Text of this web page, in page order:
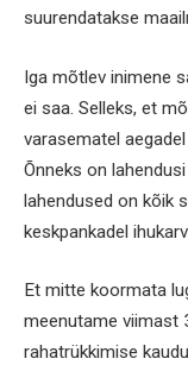
suurendatakse
Iga mõtlev inimene
ei saa. Selleks, et
varasematel
Õnneks on
lahendused on kõik
keskpankadel
Et mitte koormata
meenutame viimast
rahatrükkimise